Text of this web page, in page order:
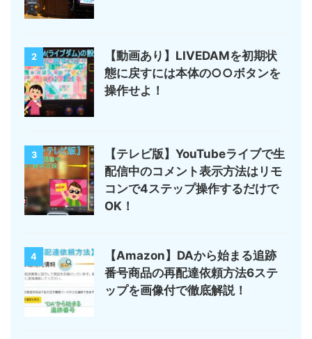
2
【動画あり】LIVEDAMを初期状
態に戻すには本体の○○ボタンを
操作せよ！
3
【テレビ版】YouTubeライブで生
配信中のコメント表示方法はリモ
コンで4ステップ操作するだけで
OK！
4
【Amazon】DAから始まる追跡
番号商品の再配達依頼方法6ステ
ップを画像付で徹底解説！